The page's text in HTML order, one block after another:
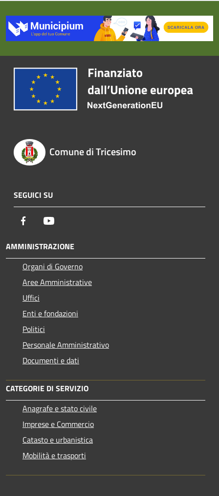
Comune di Tricesimo
SEGUICI SU
Facebook
AMMINISTRAZIONE
Organi di Governo
Aree Amministrative
Uffici
Enti e fondazioni
Politici
Personale Amministrativo
Documenti e dati
CATEGORIE DI SERVIZIO
Anagrafe e stato civile
Imprese e Commercio
Catasto e urbanistica
Mobilità e trasporti